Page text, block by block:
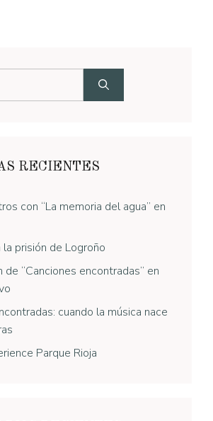
RECIENTES
con “La memoria del agua” en
prisión de Logroño
de “Canciones encontradas” en
cuando la música nace
Parque Rioja